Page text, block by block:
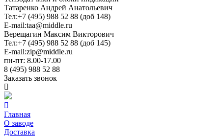
Татаренко Андрей Анатольевич
Тел:+7 (495) 988 52 88 (доб 148)
E-mail:taa@middle.ru
Верещагин Максим Викторович
Тел:+7 (495) 988 52 88 (доб 145)
E-mail:zip@middle.ru
пн-пт: 8.00-17.00
8 (495) 988 52 88
Заказать звонок
Главная
О заводе
Доставка